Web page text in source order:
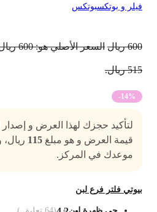
و بوتكسبوتكس
ريال السعر الأصلي هو: 600 ريال.
-14%
لتأكيد حجزك لهذا العرض و إصدار
قيمة العرض و هو مبلغ115 ريال،
موعدك في المركز.
فلتر فرع لبن